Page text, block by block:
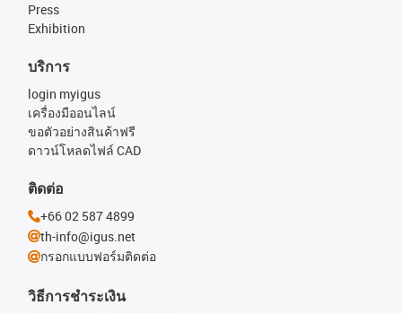
Press
Exhibition
วิธีการชำระเงิน
บริการ
login myigus
เครื่องมืออนไลน์
ขอตัวอย่างสินค้าฟรี
ดาวน์โหลดไฟล์ CAD
ติดต่อ
+66 02 587 4899
th-info@igus.net
กรอกแบบฟอร์มติดต่อ